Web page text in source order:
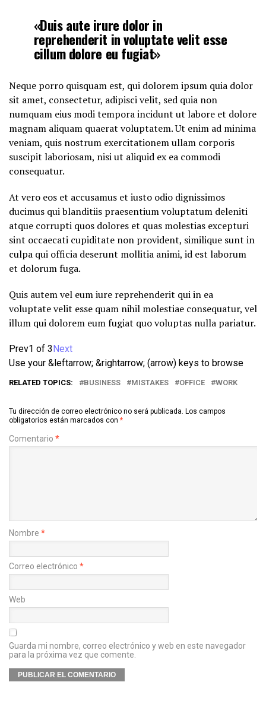
«Duis aute irure dolor in
reprehenderit in voluptate velit esse
cillum dolore eu fugiat»
Neque porro quisquam est, qui dolorem ipsum quia dolor
sit amet, consectetur, adipisci velit, sed quia non
numquam eius modi tempora incidunt ut labore et dolore
magnam aliquam quaerat voluptatem. Ut enim ad minima
veniam, quis nostrum exercitationem ullam corporis
suscipit laboriosam, nisi ut aliquid ex ea commodi
consequatur.
At vero eos et accusamus et iusto odio dignissimos
ducimus qui blanditiis praesentium voluptatum deleniti
atque corrupti quos dolores et quas molestias excepturi
sint occaecati cupiditate non provident, similique sunt in
culpa qui officia deserunt mollitia animi, id est laborum
et dolorum fuga.
Quis autem vel eum iure reprehenderit qui in ea
voluptate velit esse quam nihil molestiae consequatur, vel
illum qui dolorem eum fugiat quo voluptas nulla pariatur.
Prev1 of 3Next
Use your &leftarrow; &rightarrow; (arrow) keys to browse
RELATED TOPICS: BUSINESS MISTAKES OFFICE WORK
Tu dirección de correo electrónico no será publicada. Los campos
obligatorios están marcados con *
Comentario *
Nombre *
Correo electrónico *
Web
Guarda mi nombre, correo electrónico y web en este navegador
para la próxima vez que comente.